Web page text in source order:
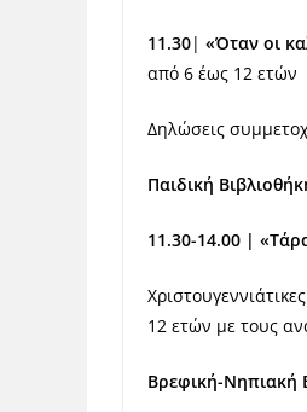
11.30| «Όταν οι
από 6 έως 12 ετών
Δηλώσεις
Παιδική
11.30-14.00 |
12 ετών με τους
Βρεφική-Νηπιακή